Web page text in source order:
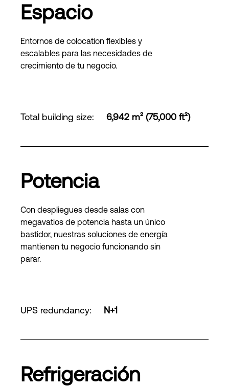
Espacio
Entornos de colocation flexibles y
escalables para las necesidades de
crecimiento de tu negocio.
Total building size: 6,942 m² (75,000 ft²)
Potencia
Con despliegues desde salas con
megavatios de potencia hasta un único
bastidor, nuestras soluciones de energía
mantienen tu negocio funcionando sin
parar.
UPS redundancy: N+1
Refrigeración